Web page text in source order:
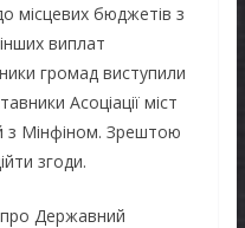
місцевих бюджетів з
виплат
громад виступили
Асоціації міст
з Мінфіном. Зрештою
згоди.
Державний